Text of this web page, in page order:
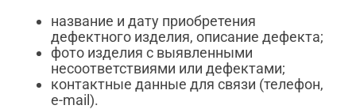
название и дату приобретения
дефектного изделия, описание дефекта;
фото изделия с выявленными
несоответствиями или дефектами;
контактные данные для связи (телефон,
e-mail).